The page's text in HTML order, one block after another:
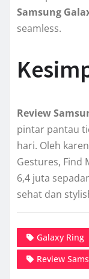
Samsung
seamless.
Review
pintar pantau
hari. Oleh
Gestures, Find
6,4 juta
sehat dan
Galaxy Ring
Review